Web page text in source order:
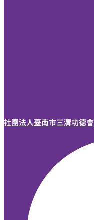
社團法人臺南市三清功德會